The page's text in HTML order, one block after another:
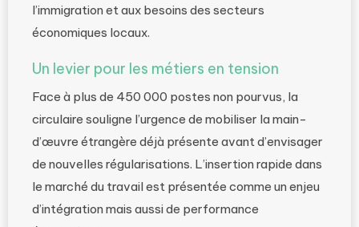
l’immigration et aux besoins des secteurs
économiques locaux.
Un levier pour les métiers en tension
Face à plus de 450 000 postes non pourvus, la
circulaire souligne l’urgence de mobiliser la main-
d’œuvre étrangère déjà présente avant d’envisager
de nouvelles régularisations. L’insertion rapide dans
le marché du travail est présentée comme un enjeu
d’intégration mais aussi de performance